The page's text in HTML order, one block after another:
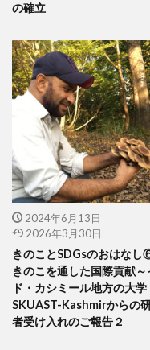
の確立
2024年6月13日
2026年3月30日
きのことSDGsのおはなし
きのこを通した国際貢献～
ド・カシミール地方の大学
SKUAST-Kashmirからの
者受け入れのご報告２